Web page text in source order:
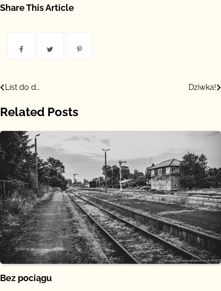
Share This Article
Nawigacja
wpisu
List do d… Dziwka!
Related Posts
Bez pociągu